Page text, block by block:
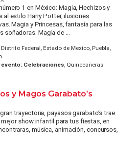
1 en México: Magia, Hechizos y
al estilo Harry Potter, ilusiones
Magia y Princesas, fantasía para las
soñadoras. Magia de ...
Federal, Estado de Mexico, Puebla,
Celebraciones, Quinceañeras
y Magos Garabato’s
trayectoria, payasos garabato’s trae
show infantil para tus fiestas, en
música, animación, concursos,